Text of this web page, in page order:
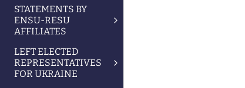
STATEMENTS BY
ENSU-RESU
AFFILIATES
LEFT ELECTED
REPRESENTATIVES
FOR UKRAINE